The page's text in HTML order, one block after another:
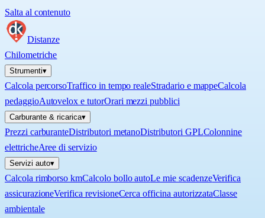
Salta al contenuto
Distanze
Chilometriche
Strumenti▾
Calcola percorsoTraffico in tempo realeStradario e mappeCalcola
pedaggioAutovelox e tutorOrari mezzi pubblici
Carburante & ricarica▾
Prezzi carburanteDistributori metanoDistributori GPLColonnine
elettricheAree di servizio
Servizi auto▾
Calcola rimborso kmCalcolo bollo autoLe mie scadenzeVerifica
assicurazioneVerifica revisioneCerca officina autorizzataClasse
ambientale